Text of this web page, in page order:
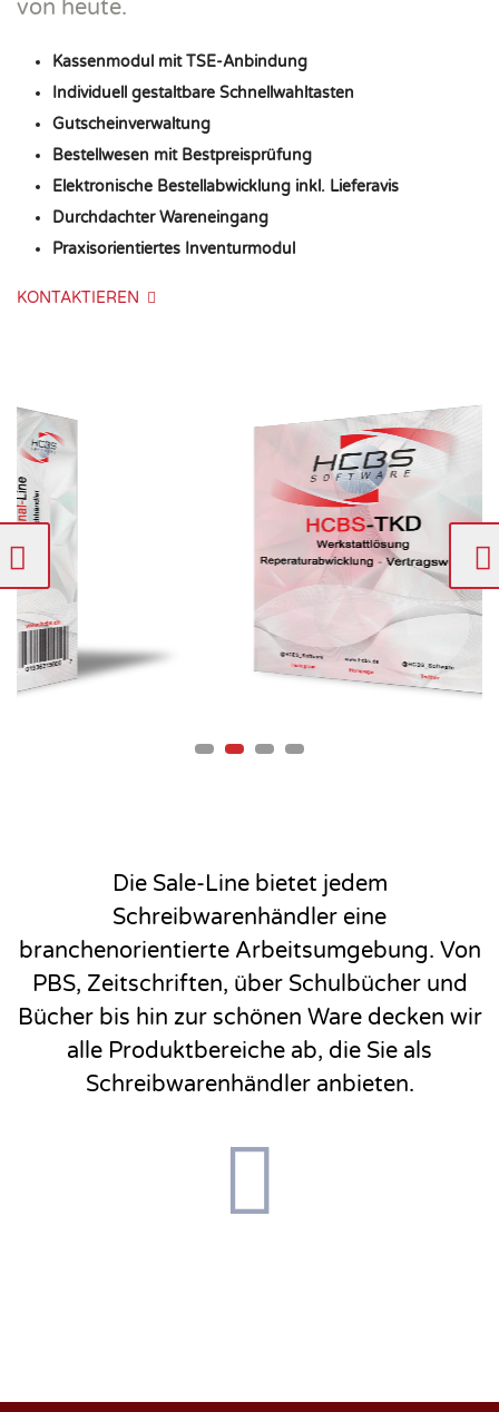
von heute.
Kassenmodul mit TSE-Anbindung
Individuell gestaltbare Schnellwahltasten
Gutscheinverwaltung
Bestellwesen mit Bestpreisprüfung
Elektronische Bestellabwicklung inkl. Lieferavis
Durchdachter Wareneingang
Praxisorientiertes Inventurmodul
KONTAKTIEREN
Die Sale-Line bietet jedem
Schreibwarenhändler eine
branchenorientierte Arbeitsumgebung. Von
PBS, Zeitschriften, über Schulbücher und
Bücher bis hin zur schönen Ware decken wir
alle Produktbereiche ab, die Sie als
Schreibwarenhändler anbieten.